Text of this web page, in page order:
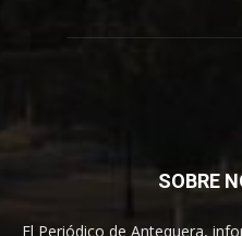
SOBRE
El Periódico de Antequera,